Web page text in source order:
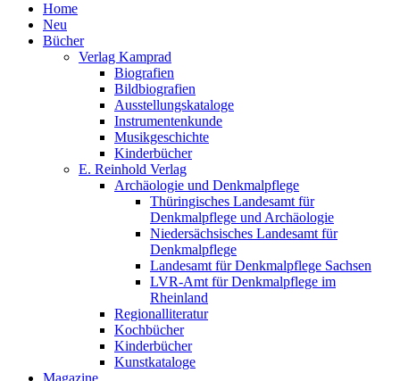
Home
Neu
Bücher
Verlag Kamprad
Biografien
Bildbiografien
Ausstellungskataloge
Instrumentenkunde
Musikgeschichte
Kinderbücher
E. Reinhold Verlag
Archäologie und Denkmalpflege
Thüringisches Landesamt für
Denkmalpflege und Archäologie
Niedersächsisches Landesamt für
Denkmalpflege
Landesamt für Denkmalpflege Sachsen
LVR-Amt für Denkmalpflege im
Rheinland
Regionalliteratur
Kochbücher
Kinderbücher
Kunstkataloge
Magazine